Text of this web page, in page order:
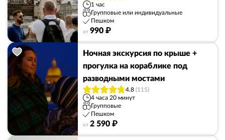
1 час
Групповые или индивидуальные
Пешком
от 990 ₽
Ночная экскурсия по крыше +
прогулка на кораблике под
разводными мостами
4.8 (115)
4 часа 20 минут
Групповые
Пешком
от 2 590 ₽